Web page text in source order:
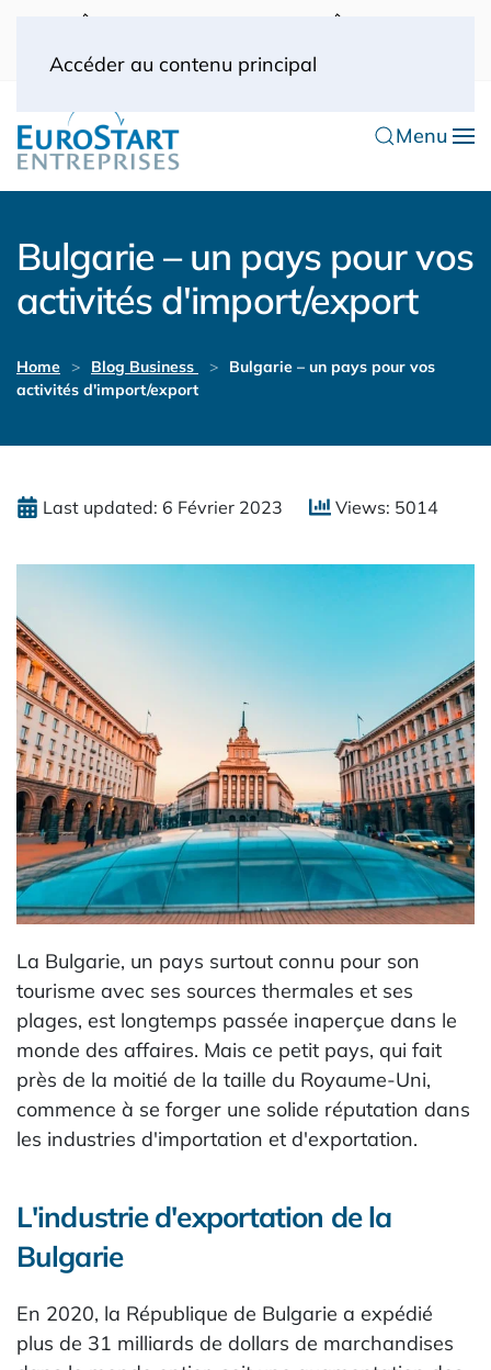
Accéder au contenu principal
(0) 1 53 57 49 10
0033 (0) 6 70 52 11 09
Menu
Bulgarie – un pays pour vos
activités d'import/export
Home Blog Business
Bulgarie – un pays pour vos
activités d'import/export
Last updated: 6 Février 2023 Views: 5014
La Bulgarie, un pays surtout connu pour son
tourisme avec ses sources thermales et ses
plages, est longtemps passée inaperçue dans le
monde des affaires. Mais ce petit pays, qui fait
près de la moitié de la taille du Royaume-Uni,
commence à se forger une solide réputation dans
les industries d'importation et d'exportation.
L'industrie d'exportation de la
Bulgarie
En 2020, la République de Bulgarie a expédié
plus de 31 milliards de dollars de marchandises